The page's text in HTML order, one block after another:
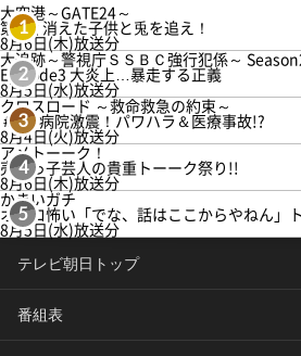
1
大空港～GATE24～
第3話 消えた子供と兎を追え！
8月6日(木)放送分
2
大追跡～警視庁ＳＳＢＣ強行犯係～
Episode3 大炎上…暴走する正義
8月5日(水)放送分
3
クロスロード ～救命救急の約束～
＃5 病院激震！パワハラ＆医療事故!?
8月4日(火)放送分
4
アメトーーク！
売れっ子芸人の貴重トーーク祭り!!
8月6日(木)放送分
5
かまいガチ
オモロ怖い「でな、話はここからやねん」
8月5日(水)放送分
テレビ朝日トップ
番組表